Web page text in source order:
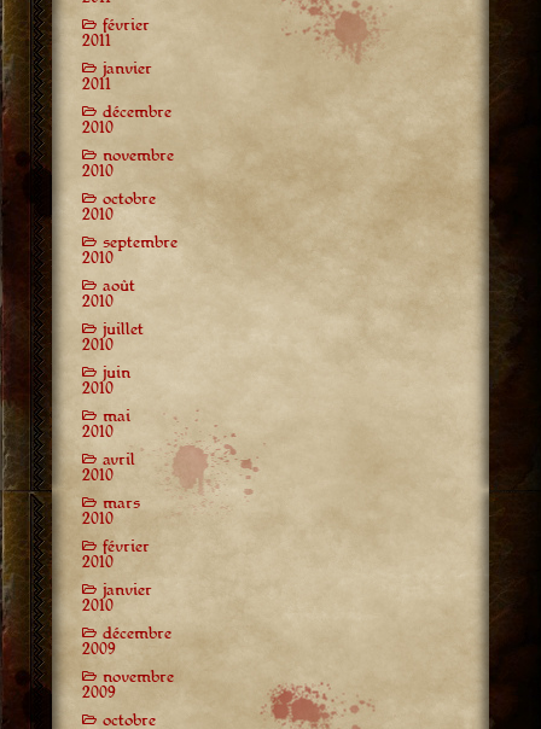
février
2011
janvier
2011
décembre
2010
novembre
2010
octobre
2010
septembre
2010
août
2010
juillet
2010
juin
2010
mai
2010
avril
2010
mars
2010
février
2010
janvier
2010
décembre
2009
novembre
2009
octobre